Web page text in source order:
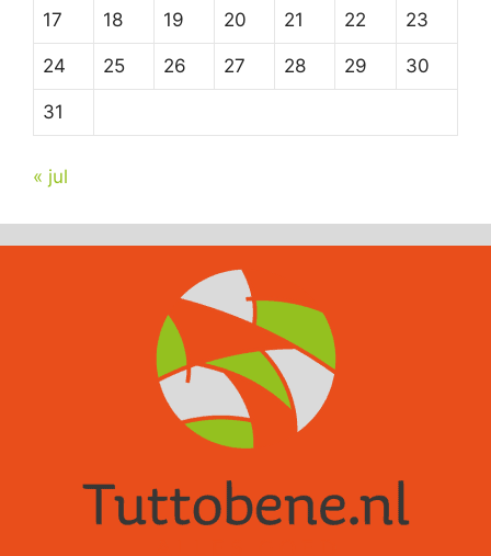
17 18 19 20 21 22 23
24 25 26 27 28 29 30
31
« jul